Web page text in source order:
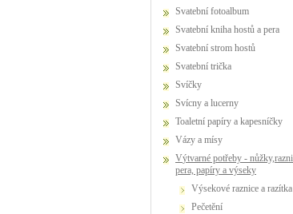
Svatební fotoalbum
Svatební kniha hostů a pera
Svatební strom hostů
Svatební trička
Svíčky
Svícny a lucerny
Toaletní papíry a kapesníčky
Vázy a mísy
Výtvarné potřeby - nůžky,raznice,
pera, papíry a výseky
výsekové raznice a razítka
pečetění